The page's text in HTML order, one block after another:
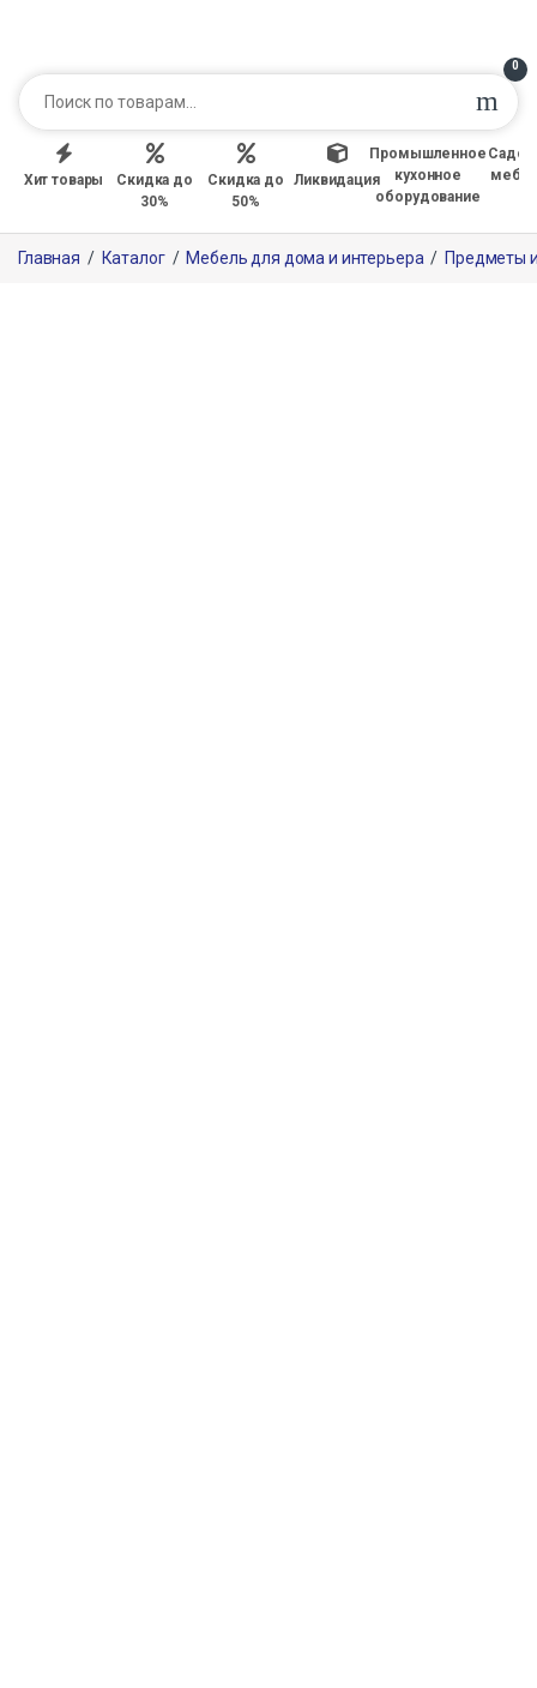
0
Хит товары
Скидка до
30%
Скидка до
50%
Ликвидация
Промышленное
кухонное
оборудование
Главная / Каталог / Мебель для дома и интерьера / Предметы